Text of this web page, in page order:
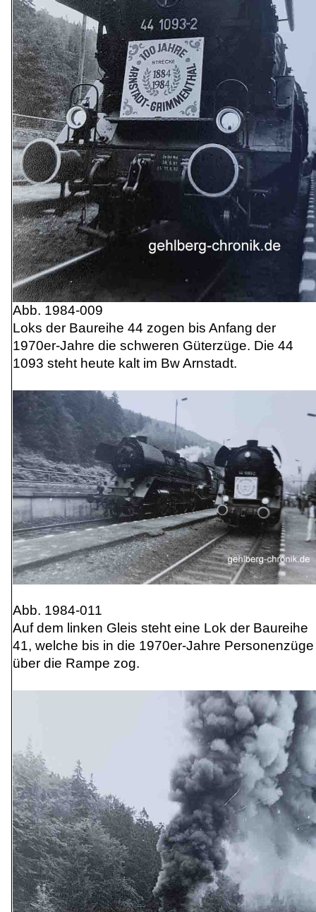
Abb. 1984-009
Loks der Baureihe 44 zogen bis Anfang der
1970er-Jahre die schweren Güterzüge. Die 44
1093 steht heute kalt im Bw Arnstadt.
Abb. 1984-011
Auf dem linken Gleis steht eine Lok der Baureihe
41, welche bis in die 1970er-Jahre Personenzüge
über die Rampe zog.